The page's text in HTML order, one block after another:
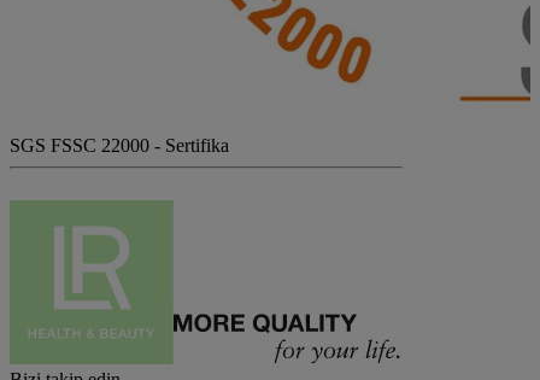
SGS FSSC 22000 - Sertifika